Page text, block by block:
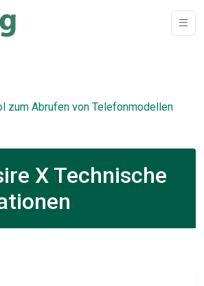
zum Abrufen von Telefonmodellen
X Technische